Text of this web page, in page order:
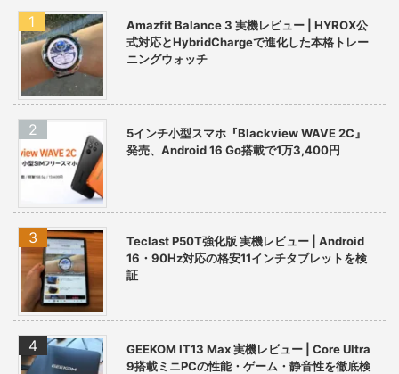
Amazfit Balance 3 実機レビュー | HYROX公
式対応とHybridChargeで進化した本格トレー
ニングウォッチ
5インチ小型スマホ『Blackview WAVE 2C』
発売、Android 16 Go搭載で1万3,400円
Teclast P50T強化版 実機レビュー | Android
16・90Hz対応の格安11インチタブレットを検
証
GEEKOM IT13 Max 実機レビュー | Core Ultra
9搭載ミニPCの性能・ゲーム・静音性を徹底検